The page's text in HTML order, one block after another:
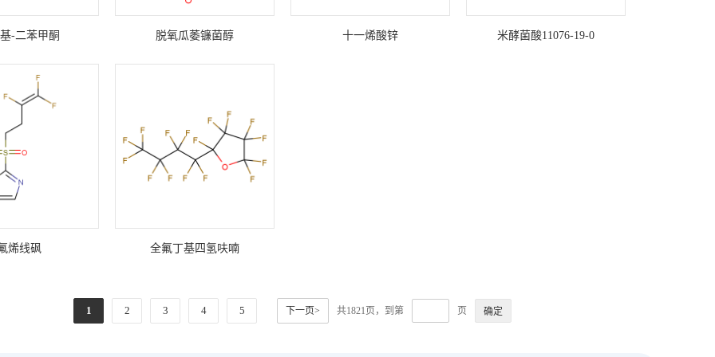
-二苯甲酮 脱氧瓜萎镰菌醇 十一烯酸锌 米酵菌酸11076-19-0
烯线砜 全氟丁基四氢呋喃
1 2 3 4 5 下一页> 共1821页，到第 页